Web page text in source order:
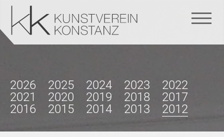
Navigation
überspringen
2026 2025 2024 2023
2022
2021
2020 2019 2018
2017
2016
2015 2014 2013 2012